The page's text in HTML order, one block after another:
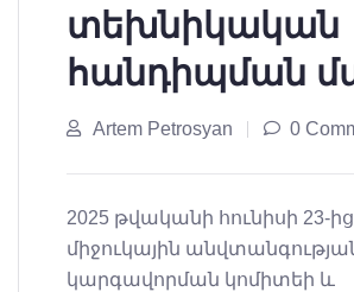
տեխնիկական
հանդիպման
Artem Petrosyan 0
2025 թվականի հունիսի 23-
միջուկային
կարգավորման կոմիտեի և